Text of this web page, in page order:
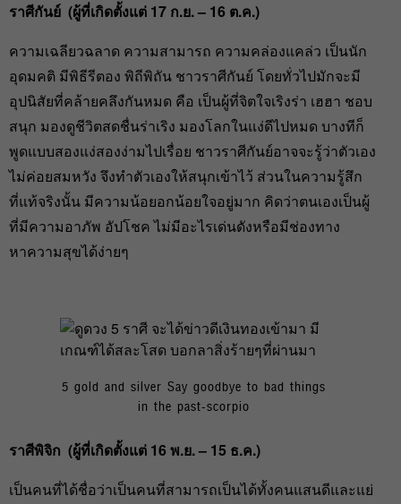
ราศีกันย์ (ผู้ที่เกิดตั้งแต่ 17 ก.ย. – 16 ต.ค.)
ความเฉลียวฉลาด ความสามารถ ความคล่องแคล่ว เป็นนัก
อุดมคติ มีพิธีรีตอง พิถีพิถัน ชาวราศีกันย์ โดยทั่วไปมักจะมี
อุปนิสัยที่คล้ายคลึงกันหมด คือ เป็นผู้ที่จิตใจเริงร่า เฮฮา ชอบ
สนุก มองดูชีวิตสดชื่นร่าเริง มองโลกในแง่ดีไปหมด บางทีก็
พูดแบบสองแง่สองง่ามไปเรื่อย ชาวราศีกันย์อาจจะรู้ว่าตัวเอง
ไม่ค่อยสมหวัง จึงทำตัวเองให้สนุกเข้าไว้ ส่วนในความรู้สึก
ที่แท้จริงนั้น มีความน้อยอกน้อยใจอยู่มาก คิดว่าตนเองเป็นผู้
ที่มีความอาภัพ อัปโชค ไม่มีอะไรเด่นดังหรือมีช่องทาง
หาความสุขได้ง่ายๆ
5 gold and silver Say goodbye to bad things
in the past-scorpio
ราศีพิจิก (ผู้ที่เกิดตั้งแต่ 16พ.ย. – 15 ธ.ค.)
เป็นคนที่ได้ชื่อว่าเป็นคนที่สามารถเป็นได้ทั้งคนแสนดีและแย่